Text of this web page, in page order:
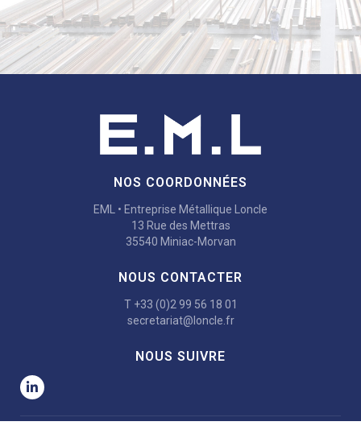
NOS COORDONNÉES
EML • Entreprise Métallique Loncle
13 Rue des Mettras
35540 Miniac-Morvan
NOUS CONTACTER
T +33 (0)2 99 56 18 01
secretariat@loncle.fr
NOUS SUIVRE